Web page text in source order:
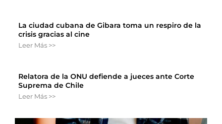
La ciudad cubana de Gibara toma un respiro de la
crisis gracias al cine
Leer Más >>
Relatora de la ONU defiende a jueces ante Corte
Suprema de Chile
Leer Más >>